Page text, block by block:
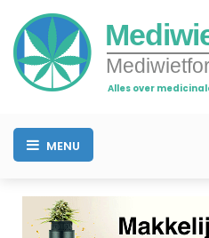
Alles over
MENU